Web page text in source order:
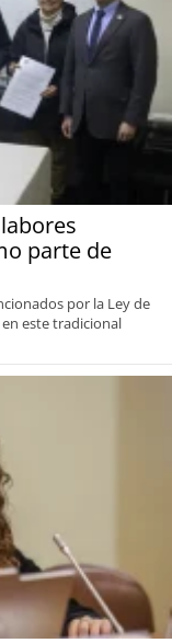
parte de
por la Ley de
este tradicional